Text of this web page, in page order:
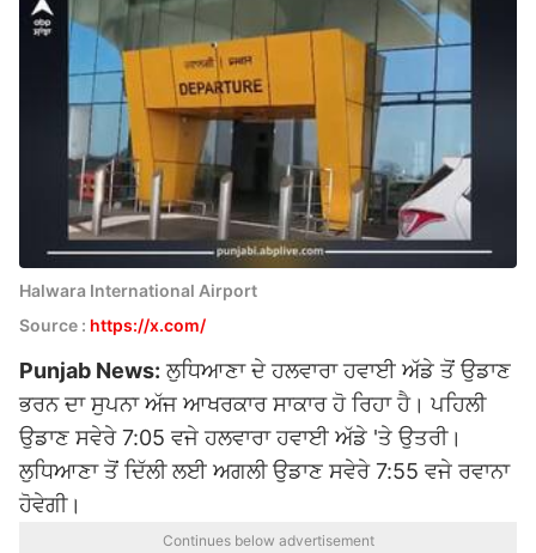
Halwara International Airport
Source : https://x.com/
Punjab News: ਲੁਧਿਆਣਾ ਦੇ ਹਲਵਾਰਾ ਹਵਾਈ ਅੱਡੇ ਤੋਂ ਉਡਾਣ
ਭਰਨ ਦਾ ਸੁਪਨਾ ਅੱਜ ਆਖਰਕਾਰ ਸਾਕਾਰ ਹੋ ਰਿਹਾ ਹੈ। ਪਹਿਲੀ
ਉਡਾਣ ਸਵੇਰੇ 7:05 ਵਜੇ ਹਲਵਾਰਾ ਹਵਾਈ ਅੱਡੇ 'ਤੇ ਉਤਰੀ।
ਲੁਧਿਆਣਾ ਤੋਂ ਦਿੱਲੀ ਲਈ ਅਗਲੀ ਉਡਾਣ ਸਵੇਰੇ 7:55 ਵਜੇ ਰਵਾਨਾ
ਹੋਵੇਗੀ।
Continues below advertisement